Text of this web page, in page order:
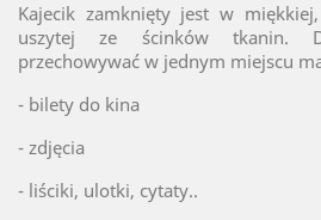
Kajecik zamknięty jest w
uszytej ze ścinków tkanin.
przechowywać w jednym miejscu
- bilety do kina
- zdjęcia
- liściki, ulotki, cytaty..